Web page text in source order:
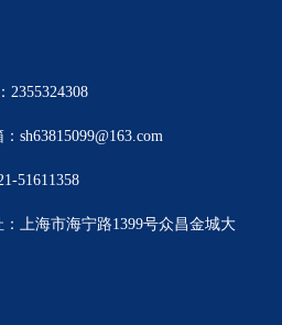
2355324308
sh63815099@163.com
51611358
上海市海宁路1399号众昌金城大